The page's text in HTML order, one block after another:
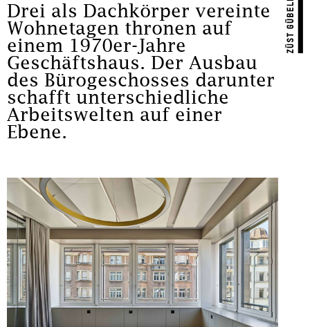
Drei als Dachkörper vereinte
Wohnetagen thronen auf
einem 1970er-Jahre
Geschäftshaus. Der Ausbau
des Bürogeschosses darunter
schafft unterschiedliche
Arbeitswelten auf einer
Ebene.